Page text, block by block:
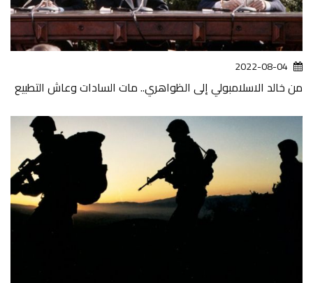
2022-08-04
من خالد الاسلامبولي إلى الظواهري.. مات السادات وعاش التطبيع